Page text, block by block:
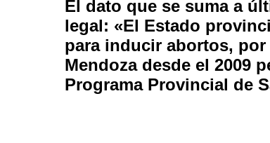
El dato que se suma a
legal: «El Estado
para inducir abortos,
Mendoza desde el 2009
Programa Provincial de